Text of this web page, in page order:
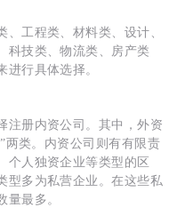
工程类、材料类、设计、
科技类、物流类、房产类
进行具体选择。
册内资公司。其中，外资
两类。内资公司则有有限责
个人独资企业等类型的区
型多为私营企业。在这些私
量最多。